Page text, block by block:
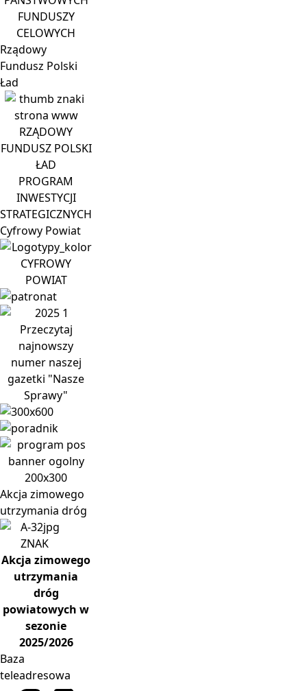
FUNDUSZY
CELOWYCH
Rządowy
Fundusz Polski
Ład
RZĄDOWY
FUNDUSZ POLSKI
ŁAD
PROGRAM
INWESTYCJI
STRATEGICZNYCH
Cyfrowy Powiat
CYFROWY
POWIAT
Przeczytaj
najnowszy
numer naszej
gazetki "Nasze
Sprawy"
Akcja zimowego
utrzymania dróg
Akcja zimowego
utrzymania
dróg
powiatowych w
sezonie
2025/2026
Baza
teleadresowa